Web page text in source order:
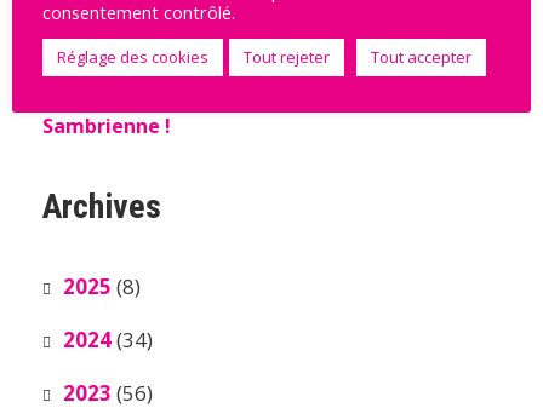
Mercato – Alix Tignon, nouvelle gardienne
du SAHB !
Sambrienne !
Archives
2025 (8)
2024(34)
2023 (56)
consentement contrôlé.
Réglage des cookies Tout rejeter Tout accepter